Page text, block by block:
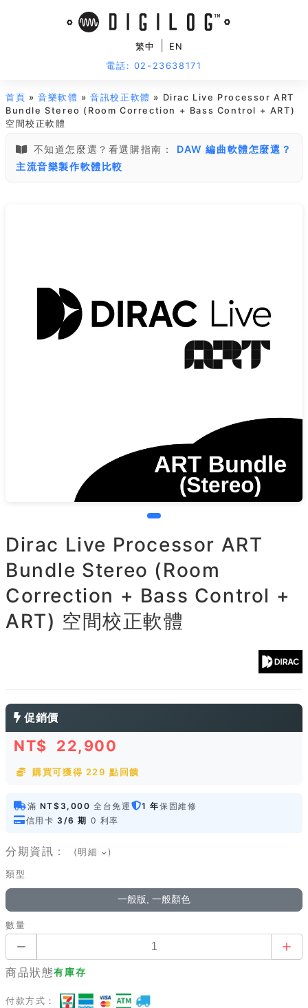
繁中
EN
電話: 02-23638171
首頁 »音樂軟體 »音訊校正軟體 » Dirac Live Processor ART
Bundle Stereo (Room Correction + Bass Control + ART)
空間校正軟體
不知道怎麼選？看選購指南：
DAW 編曲軟體怎麼選？
主流音樂製作軟體比較
Dirac Live Processor ART
Bundle Stereo (Room
Correction + Bass Control +
ART) 空間校正軟體
促銷價
NT$ 22,900
購買可獲得 229 點回饋
滿 NT$3,000 全台免運 1 年保固維修
信用卡 3/6 期 0 利率
分期資訊： (明細 )
類型
一般版, 一般顏色
數量
商品狀態有庫存
付款方式：